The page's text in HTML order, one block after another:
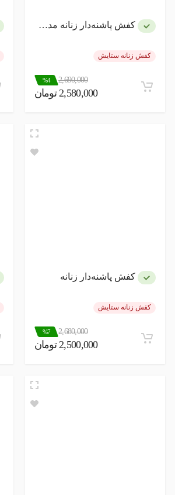
کفش پاشنه‌دار زنانه مدل چرم طبیعی
کفش زنانه ستایش
2,690,000
%4
2,580,000 تومان
کفش پاشنه‌دار زنانه
کفش زنانه ستایش
2,680,000
%7
2,500,000 تومان